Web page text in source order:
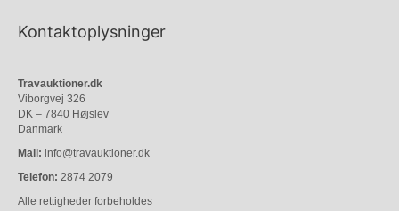
Kontaktoplysninger
Travauktioner.dk
Viborgvej 326
DK – 7840 Højslev
Danmark
Mail: info@travauktioner.dk
Telefon: 2874 2079
Alle rettigheder forbeholdes